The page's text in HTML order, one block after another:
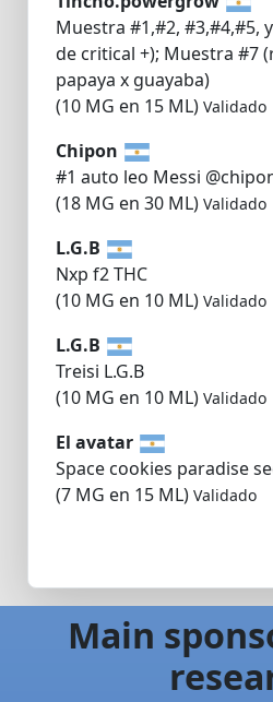
Muestra #1,#2, #3,#4,#5,
de critical +); Muestra #7
papaya x guayaba)
(10 MG en 15 ML)Validado
Chipon
#1 auto leo Messi
(18 MG en 30 ML)Validado
L.G.B
Nxp f2 THC
(10 MG en 10 ML)Validado
L.G.B
Treisi L.G.B
(10 MG en 10 ML)Validado
El avatar
Space cookies paradise
(7 MG en 15 ML)Validado
Main